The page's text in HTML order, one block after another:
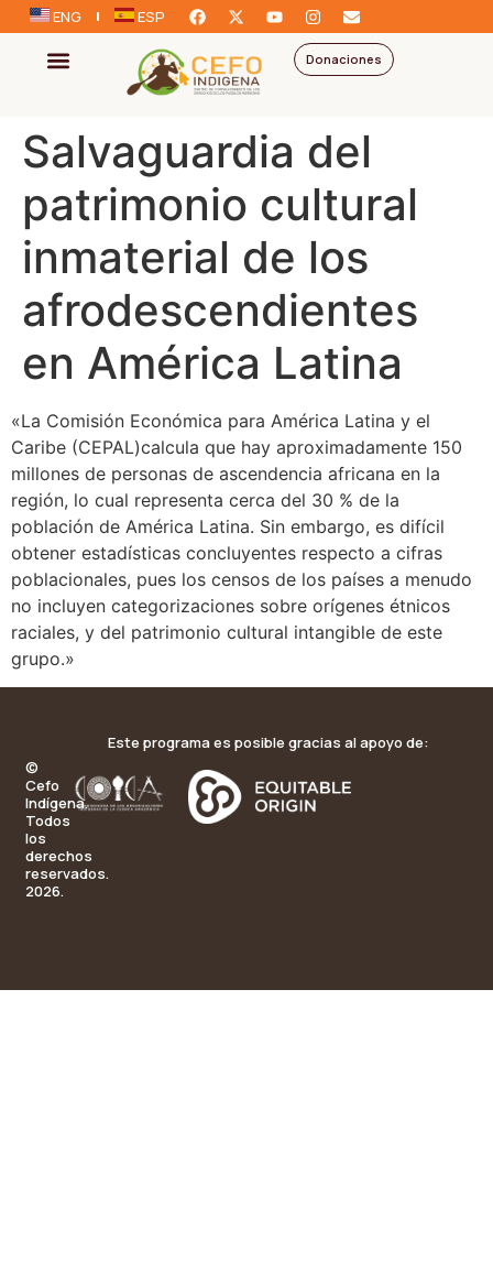
ENG ESP
Donaciones
Salvaguardia del
patrimonio cultural
inmaterial de los
afrodescendientes
en América Latina
«La Comisión Económica para América Latina y el
Caribe (CEPAL)calcula que hay aproximadamente 150
millones de personas de ascendencia africana en la
región, lo cual representa cerca del 30 % de la
población de América Latina. Sin embargo, es difícil
obtener estadísticas concluyentes respecto a cifras
poblacionales, pues los censos de los países a menudo
no incluyen categorizaciones sobre orígenes étnicos
raciales, y del patrimonio cultural intangible de este
grupo.»
©
Cefo
Indígena.
Todos
los
derechos
reservados.
2026.
Este programa es posible gracias al apoyo de: